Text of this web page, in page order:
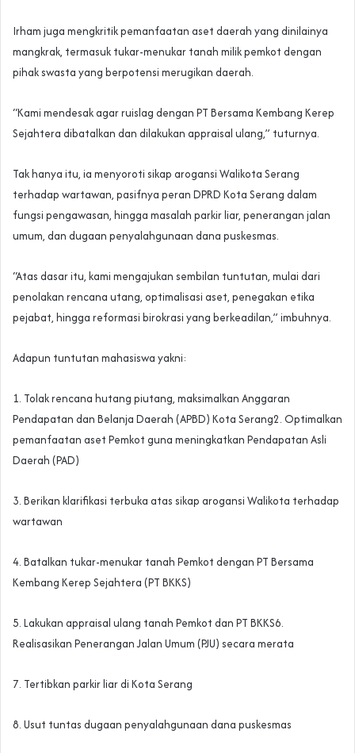
‎‎Irham juga mengkritik pemanfaatan aset daerah yang dinilainya
mangkrak, termasuk tukar-menukar tanah milik pemkot dengan
pihak swasta yang berpotensi merugikan daerah.‎‎
“Kami mendesak agar ruislag dengan PT Bersama Kembang Kerep
Sejahtera dibatalkan dan dilakukan appraisal ulang,” tuturnya.‎‎
Tak hanya itu, ia menyoroti sikap arogansi Walikota Serang
terhadap wartawan, pasifnya peran DPRD Kota Serang dalam
fungsi pengawasan, hingga masalah parkir liar, penerangan jalan
umum, dan dugaan penyalahgunaan dana puskesmas.
‎‎“Atas dasar itu, kami mengajukan sembilan tuntutan, mulai dari
penolakan rencana utang, optimalisasi aset, penegakan etika
pejabat, hingga reformasi birokrasi yang berkeadilan,” imbuhnya.‎‎
Adapun tuntutan mahasiswa yakni:‎‎
1. Tolak rencana hutang piutang, maksimalkan Anggaran
Pendapatan dan Belanja Daerah (APBD) Kota Serang‎‎‎2. Optimalkan
pemanfaatan aset Pemkot guna meningkatkan Pendapatan Asli
Daerah (PAD)‎‎‎
3. Berikan klarifikasi terbuka atas sikap arogansi Walikota terhadap
wartawan
‎‎‎4. Batalkan tukar-menukar tanah Pemkot dengan PT Bersama
Kembang Kerep Sejahtera (PT BKKS)‎‎‎
5. Lakukan appraisal ulang tanah Pemkot dan PT BKKS‎‎‎6.
Realisasikan Penerangan Jalan Umum (PJU) secara merata
‎‎‎7. Tertibkan parkir liar di Kota Serang‎‎‎
8. Usut tuntas dugaan penyalahgunaan dana puskesmas